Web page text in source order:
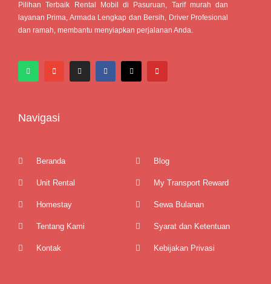
Pilihan Terbaik Rental Mobil di Pasuruan, Tarif murah dan
layanan Prima, Armada Lengkap dan Bersih, Driver Profesional
dan ramah, membantu menyiapkan perjalanan Anda.
Navigasi
Beranda
Unit Rental
Homestay
Tentang Kami
Kontak
Blog
My Transport Reward
Sewa Bulanan
Syarat dan Ketentuan
Kebijakan Privasi